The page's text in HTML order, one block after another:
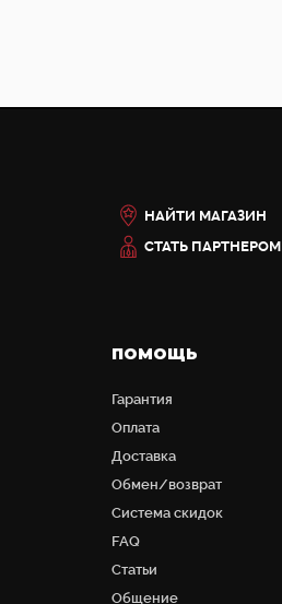
НАЙТИ МАГАЗИН
СТАТЬ ПАРТНЕРОМ
ПОМОЩЬ
Гарантия
Оплата
Доставка
Обмен/возврат
Система скидок
FAQ
Статьи
Общение